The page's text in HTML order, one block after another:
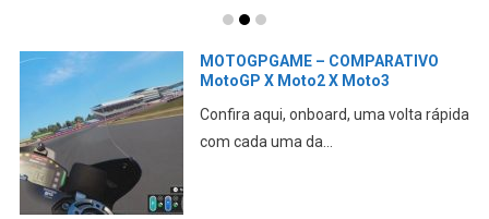
MOTOGPGAME – COMPARATIVO
MotoGP X Moto2 X Moto3
Confira aqui, onboard, uma volta rápida
com cada uma da...